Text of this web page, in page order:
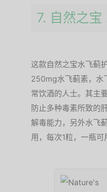
7. 自然之
这款自然之宝水飞蓟
250mg水飞蓟素，水
常饮酒的人士。其主
防止多种毒素所致的
解毒能力，另外水飞
用，每次1粒，一瓶可